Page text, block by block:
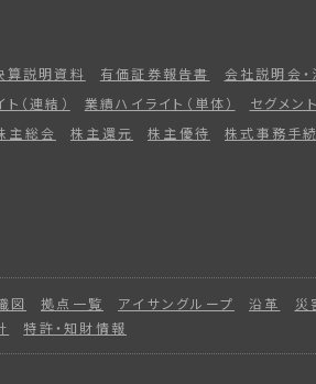
算説明資料 有価証券報告書 会社説明会
（連結） 業績ハイライト（単体）
セグメン
主総会 株主還元 株主優待 株式事務手
図 拠点一覧 アイサングループ 沿革 災
特許・知財情報